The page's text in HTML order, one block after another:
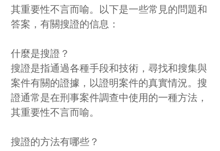
其重要性不言而喻。以下是一些常見的問題和
答案，有關搜證的信息：
什麼是搜證？
搜證是指通過各種手段和技術，尋找和搜集與
案件有關的證據，以證明案件的真實情況。搜
證通常是在刑事案件調查中使用的一種方法，
其重要性不言而喻。
搜證的方法有哪些？